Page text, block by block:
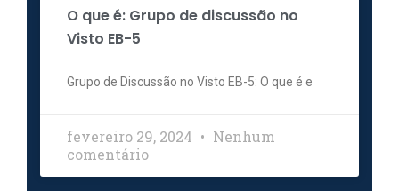
O que é: Grupo de discussão no
Visto EB-5
Grupo de Discussão no Visto EB-5: O que é e
fevereiro 29, 2024
Nenhum
comentário